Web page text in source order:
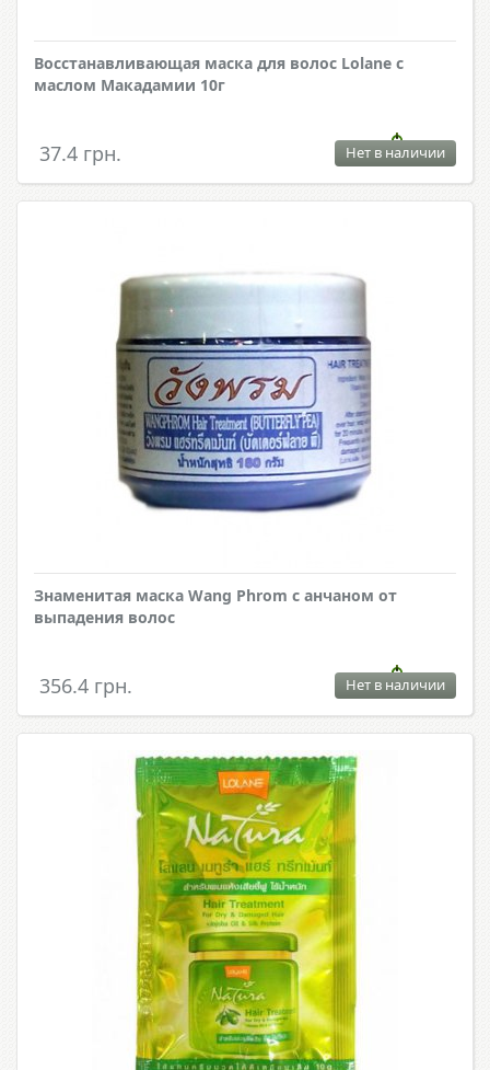
Восстанавливающая маска для волос Lolane с
маслом Макадамии 10г
37.4 грн. Нет в наличии
Знаменитая маска Wang Phrom с анчаном от
выпадения волос
356.4 грн. Нет в наличии